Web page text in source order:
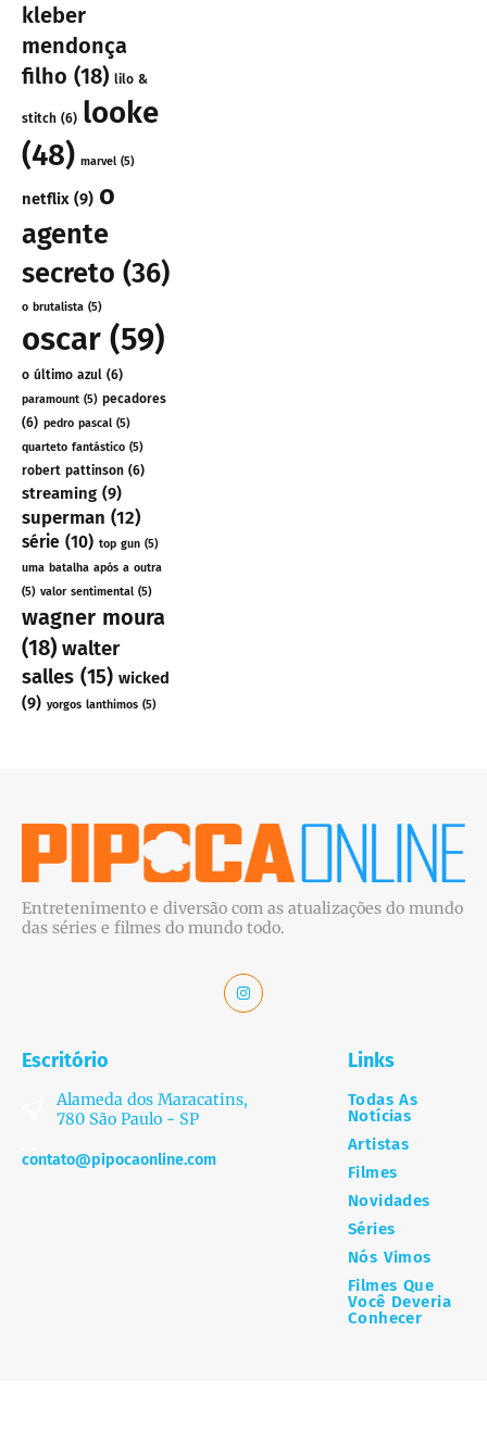
kleber
mendonça
filho (18) lilo &
stitch (6) looke
(48) marvel (5)
netflix(9) o
agente
secreto (36)
o brutalista (5)
oscar (59)
o último azul (6)
paramount (5) pecadores
(6) pedro pascal (5)
quarteto fantástico (5)
robert pattinson (6)
streaming (9)
superman (12)
série (10) top gun (5)
uma batalha após a outra
(5) valor sentimental (5)
wagner moura
(18) walter
salles (15) wicked
(9) yorgos lanthimos (5)
Entretenimento e diversão com as atualizações do mundo
das séries e filmes do mundo todo.
Escritório
Alameda dos Maracatins,
780 São Paulo - SP
contato@pipocaonline.com
Links
Todas As
Notícias
Artistas
Filmes
Novidades
Séries
Nós Vimos
Filmes Que
Você Deveria
Conhecer